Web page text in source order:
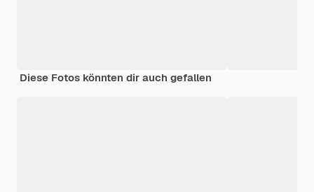
Diese Fotos könnten dir auch gefallen